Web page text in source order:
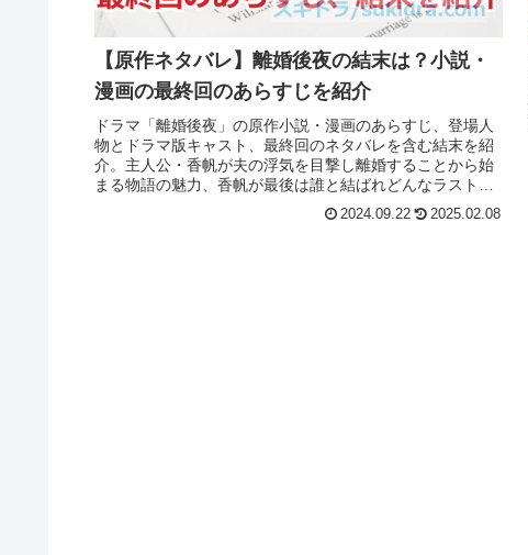
【原作ネタバレ】離婚後夜の結末は？小説・
漫画の最終回のあらすじを紹介
ドラマ「離婚後夜」の原作小説・漫画のあらすじ、登場人
物とドラマ版キャスト、最終回のネタバレを含む結末を紹
介。主人公・香帆が夫の浮気を目撃し離婚することから始
まる物語の魅力、香帆が最後は誰と結ばれどんなラストが
待っているのかを原作から解説します。
2024.09.22 2025.02.08